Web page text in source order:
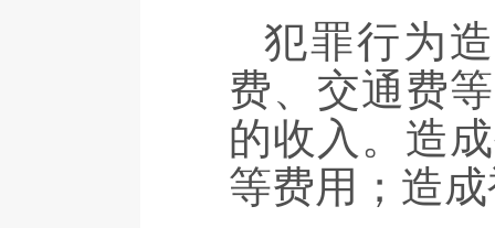
犯罪行为
费、交通费
的收入。造
等费用；造